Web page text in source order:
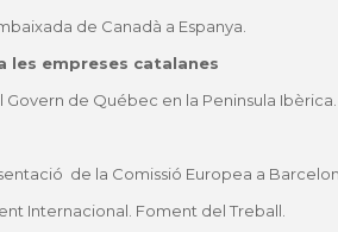
de Canadà a Espanya.
les empreses catalanes
Govern de Québec en la Peninsula Ibèrica.
de la Comissió Europea a
Internacional. Foment del Treball.